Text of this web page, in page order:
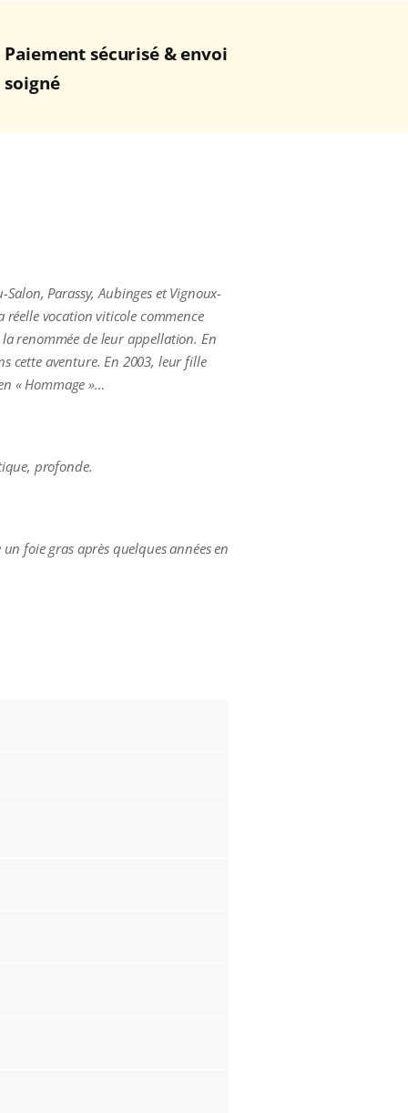
Paiement sécurisé & envoi
soigné
Parassy, Aubinges et Vignoux-
réelle vocation viticole commence
renommée de leur appellation. En
cette aventure. En 2003, leur fille
« Hommage »…
profonde.
foie gras après quelques années en